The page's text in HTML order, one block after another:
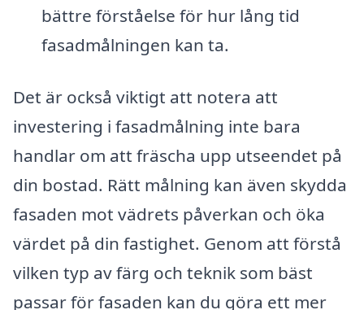
bättre förståelse för hur lång tid
fasadmålningen kan ta.
Det är också viktigt att notera att
investering i fasadmålning inte bara
handlar om att fräscha upp utseendet på
din bostad. Rätt målning kan även skydda
fasaden mot vädrets påverkan och öka
värdet på din fastighet. Genom att förstå
vilken typ av färg och teknik som bäst
passar för fasaden kan du göra ett mer